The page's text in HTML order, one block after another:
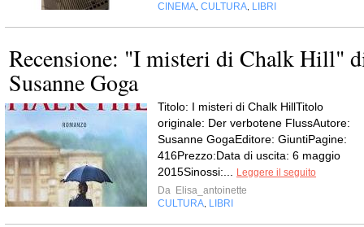
CINEMA CULTURA LIBRI
Recensione: "I misteri di Chalk Hill"
Susanne Goga
Titolo: I misteri di Chalk HillTitolo
originale: Der verbotene FlussAutore:
Susanne GogaEditore: GiuntiPagine:
416Prezzo:Data di uscita: 6 maggio
2015Sinossi:...
Leggere il seguito
Da Elisa_antoinette
CULTURA LIBRI